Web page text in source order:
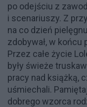
po odejściu z
i scenariuszy. Z
na co dzień
zdobywał, w końcu
Przez całe życie
były świeże
pracy nad książką,
uśmiechali.
dobrego wzorca